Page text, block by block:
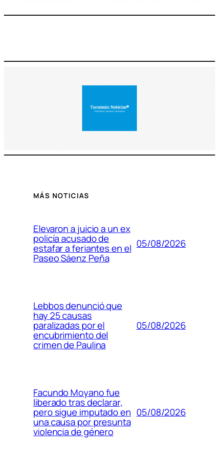
MÁS NOTICIAS
Elevaron a juicio a un ex
policía acusado de
estafar a feriantes en el
Paseo Sáenz Peña
05/08/2026
Lebbos denunció que
hay 25 causas
paralizadas por el
encubrimiento del
crimen de Paulina
05/08/2026
Facundo Moyano fue
liberado tras declarar,
pero sigue imputado en
una causa por presunta
violencia de género
05/08/2026